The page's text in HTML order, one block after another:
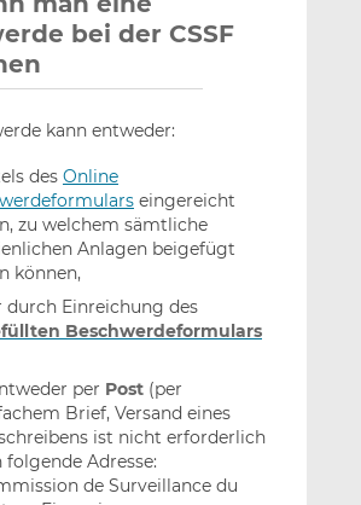
bei der CSSF
kann entweder:
des Online
eingereicht
zu welchem sämtliche
Anlagen beigefügt
können,
durch Einreichung des
Beschwerdeformulars
per Post (per
Brief, Versand eines
ist nicht erforderlich
folgende Adresse:
de Surveillance du